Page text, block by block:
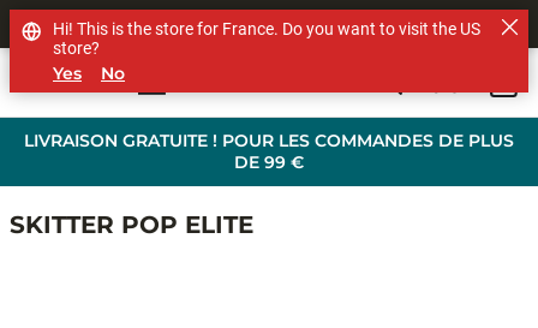
LIVRAISON GRATUITE ! POUR LES COMMANDES DE PLUS
DE 99 €
SHOP OTHER BRANDS
SKITTER POP ELITE
Hi! This is the store for France. Do you want to visit the US
store?
Yes No